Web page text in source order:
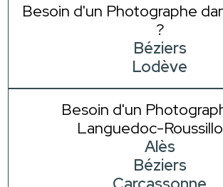
Besoin d'un Photographe
?
Béziers
Lodève
Besoin d'un
Languedoc-
Alès
Béziers